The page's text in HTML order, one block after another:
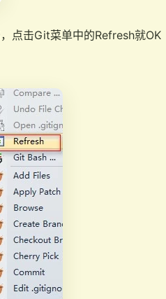
点击Git菜单中的Refresh就OK